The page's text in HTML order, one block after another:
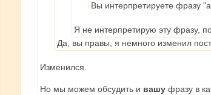
Вы интерпретируете фразу
Я не интерпретирую эту фразу,
Да, вы правы, я немного изменил
Изменился.
Но мы можем обсудить и вашу фразу в